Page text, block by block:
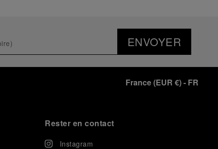
ENVOYER
France(EUR €)- FR
Rester en contact
Instagram